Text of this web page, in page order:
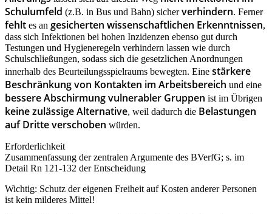
Schulumfeld (z.B. in Bus und Bahn) sicherverhindern. Ferner
fehlt es an gesicherten wissenschaftlichen Erkenntnissen,
dass sich Infektionen bei hohen Inzidenzen ebenso gut durch
Testungen und Hygieneregeln verhindern lassen wie durch
Schulschließungen, sodass sich die gesetzlichen Anordnungen
innerhalb des Beurteilungsspielraums bewegten. Eine stärkere
Beschränkung von Kontakten im Arbeitsbereich und eine
bessere Abschirmung vulnerabler Gruppen ist im Übrigen
keine zulässige Alternative, weil dadurch die Belastungen
auf Dritte verschoben würden.
Erforderlichkeit
Zusammenfassung der zentralen Argumente des BVerfG; s. im
Detail Rn 121-132 der Entscheidung
Wichtig: Schutz der eigenen Freiheit auf Kosten anderer Personen
ist kein milderes Mittel!